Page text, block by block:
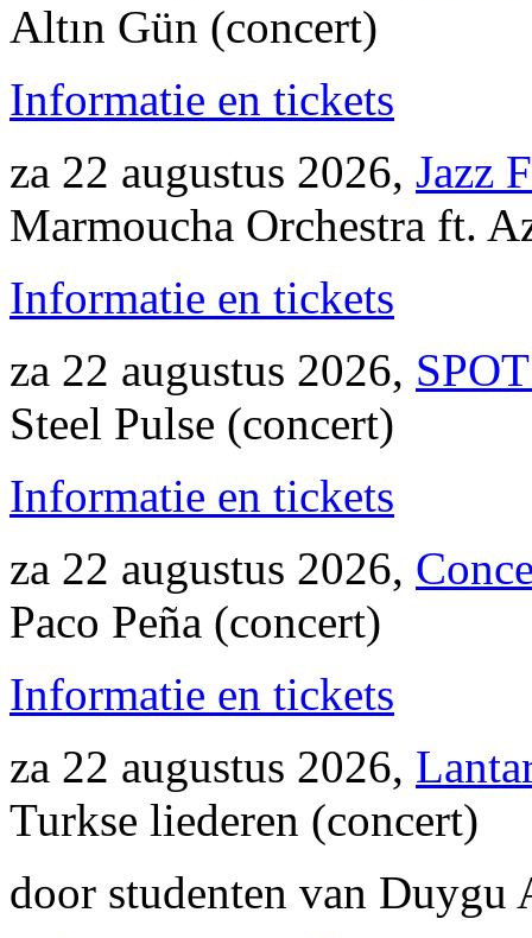
Altın Gün (concert)
Informatie en tickets
za 22 augustus 2026, Jazz
Marmoucha Orchestra ft.
Informatie en tickets
za 22 augustus 2026,
Steel Pulse (concert)
Informatie en tickets
za 22 augustus 2026,
Paco Peña (concert)
Informatie en tickets
za 22 augustus 2026,
Turkse liederen (concert)
door studenten van Duygu